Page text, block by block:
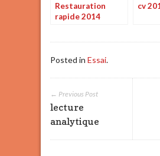
Restauration
rapide 2014
cv
Posted in Essai.
← Previous Post
lecture
analytique